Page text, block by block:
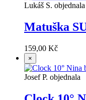
Lukáš S.
Matuška
159,00 Kč
×
Josef P. objednala